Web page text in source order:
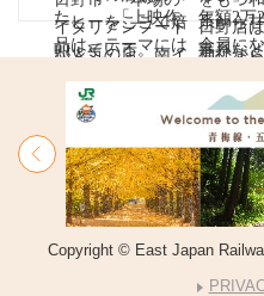
Copyright © East Japan